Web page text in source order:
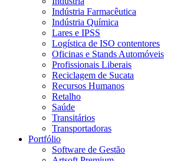
Indústria Farmacêutica
Indústria Química
Lares e IPSS
Logística de ISO contentores
Oficinas e Stands Automóveis
Profissionais Liberais
Reciclagem de Sucata
Recursos Humanos
Retalho
Saúde
Transitários
Transportadoras
Portfólio
Software de Gestão